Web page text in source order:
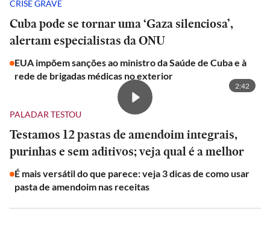
CRISE GRAVE
Cuba pode se tornar uma ‘Gaza silenciosa’,
alertam especialistas da ONU
EUA impõem sanções ao ministro da Saúde de Cuba e à
rede de brigadas médicas no exterior
2:42
PALADAR TESTOU
Testamos 12 pastas de amendoim integrais,
purinhas e sem aditivos; veja qual é a melhor
É mais versátil do que parece: veja 3 dicas de como usar
pasta de amendoim nas receitas